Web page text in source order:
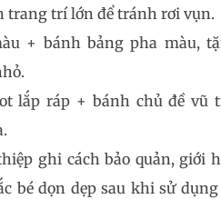
trang trí lớn để tránh rơi vụn.
+ bánh bảng pha màu,
lắp ráp + bánh chủ đề vũ
ghi cách bảo quản, giới
bé dọn dẹp sau khi sử dụng